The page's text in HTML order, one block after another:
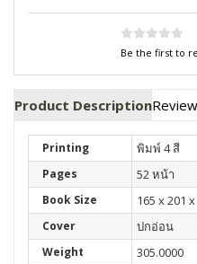
Be the first to
Product Description
Printing พิมพ์ 4 สี
Pages 52 หน้า
Book Size 165 x 201
Cover ปกอ่อน
Weight 305.0000